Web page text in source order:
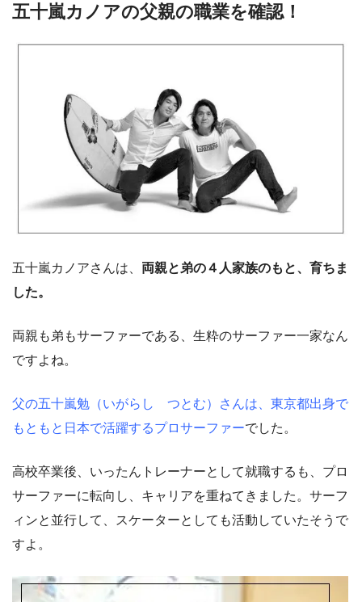
五十嵐カノアの父親の職業を確認！
五十嵐カノアさんは、 両親と弟の４人家族のもと、育ちま
した。
両親も弟もサーファーである、生粋のサーファー一家なん
ですよね。
父の五十嵐勉（いがらし つとむ）さんは、東京都出身で
もともと日本で活躍するプロサーファーでした。
高校卒業後、いったんトレーナーとして就職するも、プロ
サーファーに転向し、キャリアを重ねてきました。サーフ
ィンと並行して、スケーターとしても活動していたそうで
すよ。